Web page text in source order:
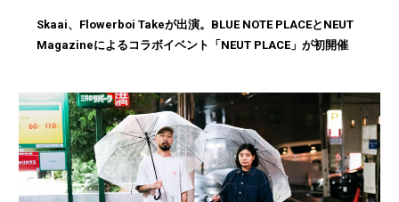
Skaai、Flowerboi Takeが出演。BLUE NOTE PLACEとNEUT
Magazineによるコラボイベント「NEUT PLACE」が初開催